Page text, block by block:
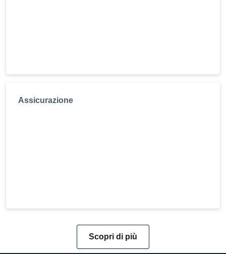
Assicurazione
Scopri di più